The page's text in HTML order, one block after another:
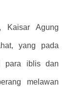
Kaisar Agung
yang pada
para iblis dan
melawan